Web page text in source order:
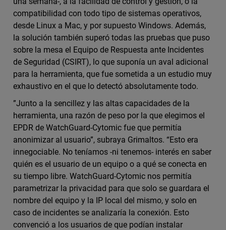
compatibilidad con todo tipo de sistemas operativos,
desde Linux a Mac, y por supuesto Windows. Además,
la solución también superó todas las pruebas que puso
sobre la mesa el Equipo de Respuesta ante Incidentes
de Seguridad (CSIRT), lo que suponía un aval adicional
para la herramienta, que fue sometida a un estudio muy
exhaustivo en el que lo detectó absolutamente todo.
”Junto a la sencillez y las altas capacidades de la
herramienta, una razón de peso por la que elegimos el
EPDR de WatchGuard-Cytomic fue que permitía
anonimizar al usuario”, subraya Grimaltos. “Esto era
innegociable. No teníamos -ni tenemos- interés en saber
quién es el usuario de un equipo o a qué se conecta en
su tiempo libre. WatchGuard-Cytomic nos permitía
parametrizar la privacidad para que solo se guardara el
nombre del equipo y la IP local del mismo, y solo en
caso de incidentes se analizaría la conexión. Esto
convenció a los usuarios de que podían instalar